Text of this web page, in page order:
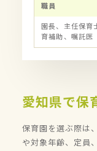
職員
園長、主任保育
育補助、嘱託医
愛知県で保
保育園を選ぶ際は
や対象年齢、定員